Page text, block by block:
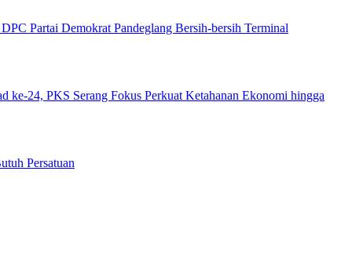
Partai Demokrat Pandeglang Bersih-bersih Terminal
ke-24, PKS Serang Fokus Perkuat Ketahanan Ekonomi hingga
Persatuan